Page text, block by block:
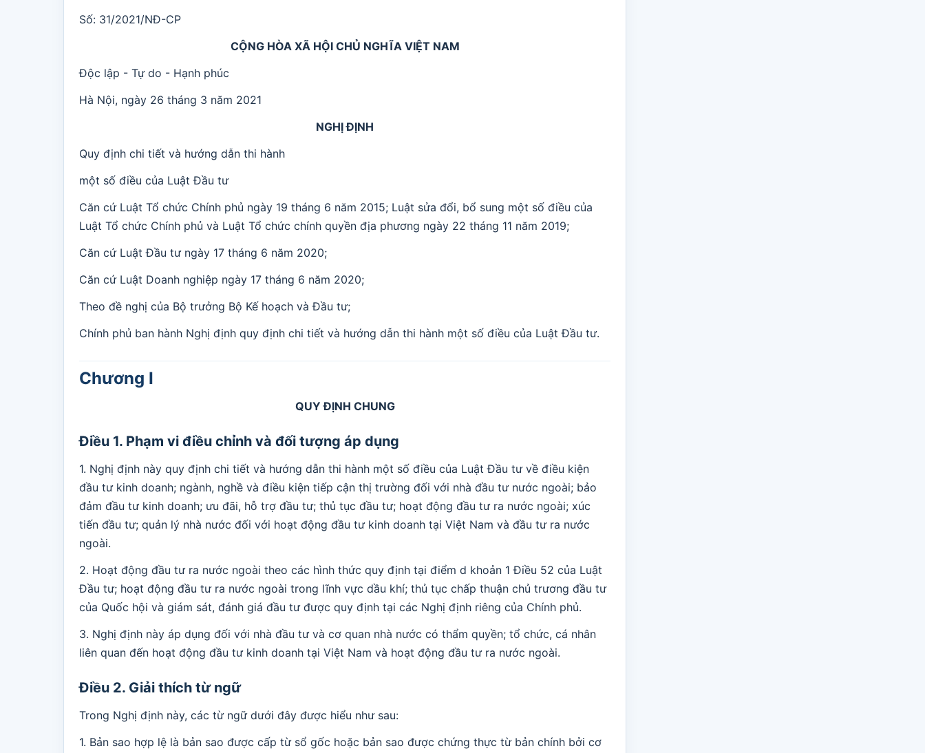
Số: 31/2021/NĐ-CP
CỘNG HÒA XÃ HỘI CHỦ NGHĨA VIỆT NAM
Độc lập - Tự do - Hạnh phúc
Hà Nội, ngày 26 tháng 3 năm 2021
NGHỊ ĐỊNH
Quy định chi tiết và hướng dẫn thi hành
một số điều của Luật Đầu tư
Căn cứ Luật Tổ chức Chính phủ ngày 19 tháng 6 năm 2015; Luật sửa đổi, bổ sung một số điều của
Luật Tổ chức Chính phủ và Luật Tổ chức chính quyền địa phương ngày 22 tháng 11 năm 2019;
Căn cứ Luật Đầu tư ngày 17 tháng 6 năm 2020;
Căn cứ Luật Doanh nghiệp ngày 17 tháng 6 năm 2020;
Theo đề nghị của Bộ trưởng Bộ Kế hoạch và Đầu tư;
Chính phủ ban hành Nghị định quy định chi tiết và hướng dẫn thi hành một số điều của Luật Đầu tư.
Chương I
QUY ĐỊNH CHUNG
Điều 1. Phạm vi điều chỉnh và đối tượng áp dụng
1. Nghị định này quy định chi tiết và hướng dẫn thi hành một số điều của Luật Đầu tư về điều kiện
đầu tư kinh doanh; ngành, nghề và điều kiện tiếp cận thị trường đối với nhà đầu tư nước ngoài; bảo
đảm đầu tư kinh doanh; ưu đãi, hỗ trợ đầu tư; thủ tục đầu tư; hoạt động đầu tư ra nước ngoài; xúc
tiến đầu tư; quản lý nhà nước đối với hoạt động đầu tư kinh doanh tại Việt Nam và đầu tư ra nước
ngoài.
2. Hoạt động đầu tư ra nước ngoài theo các hình thức quy định tại điểm d khoản 1 Điều 52 của Luật
Đầu tư; hoạt động đầu tư ra nước ngoài trong lĩnh vực dầu khí; thủ tục chấp thuận chủ trương đầu tư
của Quốc hội và giám sát, đánh giá đầu tư được quy định tại các Nghị định riêng của Chính phủ.
3. Nghị định này áp dụng đối với nhà đầu tư và cơ quan nhà nước có thẩm quyền; tổ chức, cá nhân
liên quan đến hoạt động đầu tư kinh doanh tại Việt Nam và hoạt động đầu tư ra nước ngoài.
Điều 2. Giải thích từ ngữ
Trong Nghị định này, các từ ngữ dưới đây được hiểu như sau:
1. Bản sao hợp lệ là bản sao được cấp từ sổ gốc hoặc bản sao được chứng thực từ bản chính bởi cơ